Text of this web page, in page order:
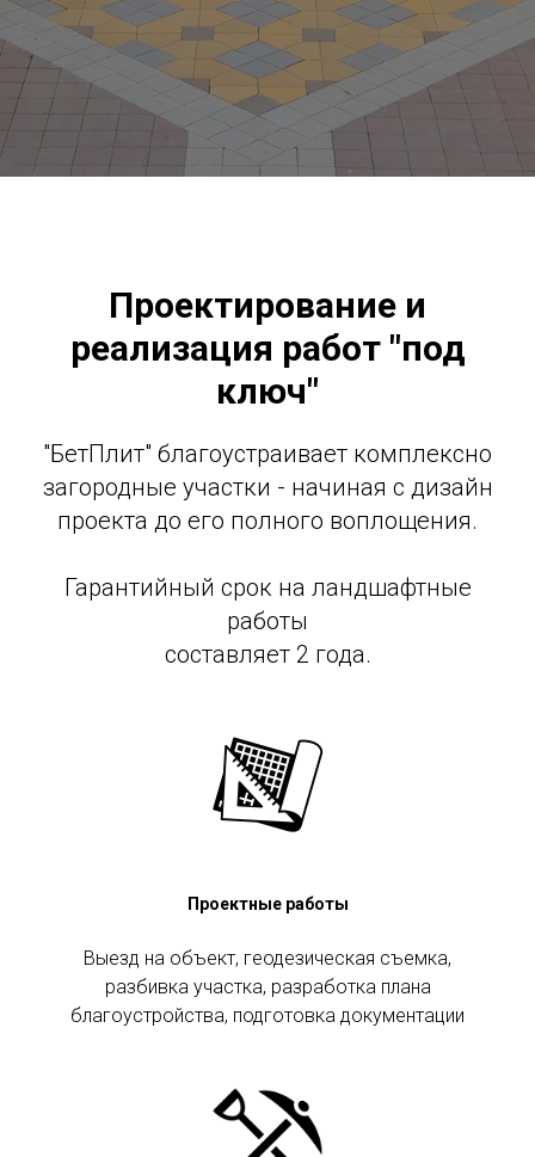
Проектирование и
реализация работ "под
ключ"
"БетПлит" благоустраивает комплексно
загородные участки - начиная с дизайн
проекта до его полного воплощения.
Гарантийный срок на ландшафтные
работы
составляет 2 года.
Проектные работы
Выезд на объект, геодезическая съемка,
разбивка участка, разработка плана
благоустройства, подготовка документации